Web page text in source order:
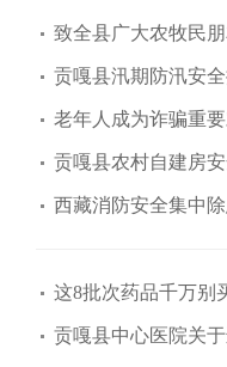
致全县广大农牧民
贡嘎县汛期防汛安
老年人成为诈骗重
贡嘎县农村自建房
西藏消防安全集中
这8批次药品千万别
贡嘎县中心医院关